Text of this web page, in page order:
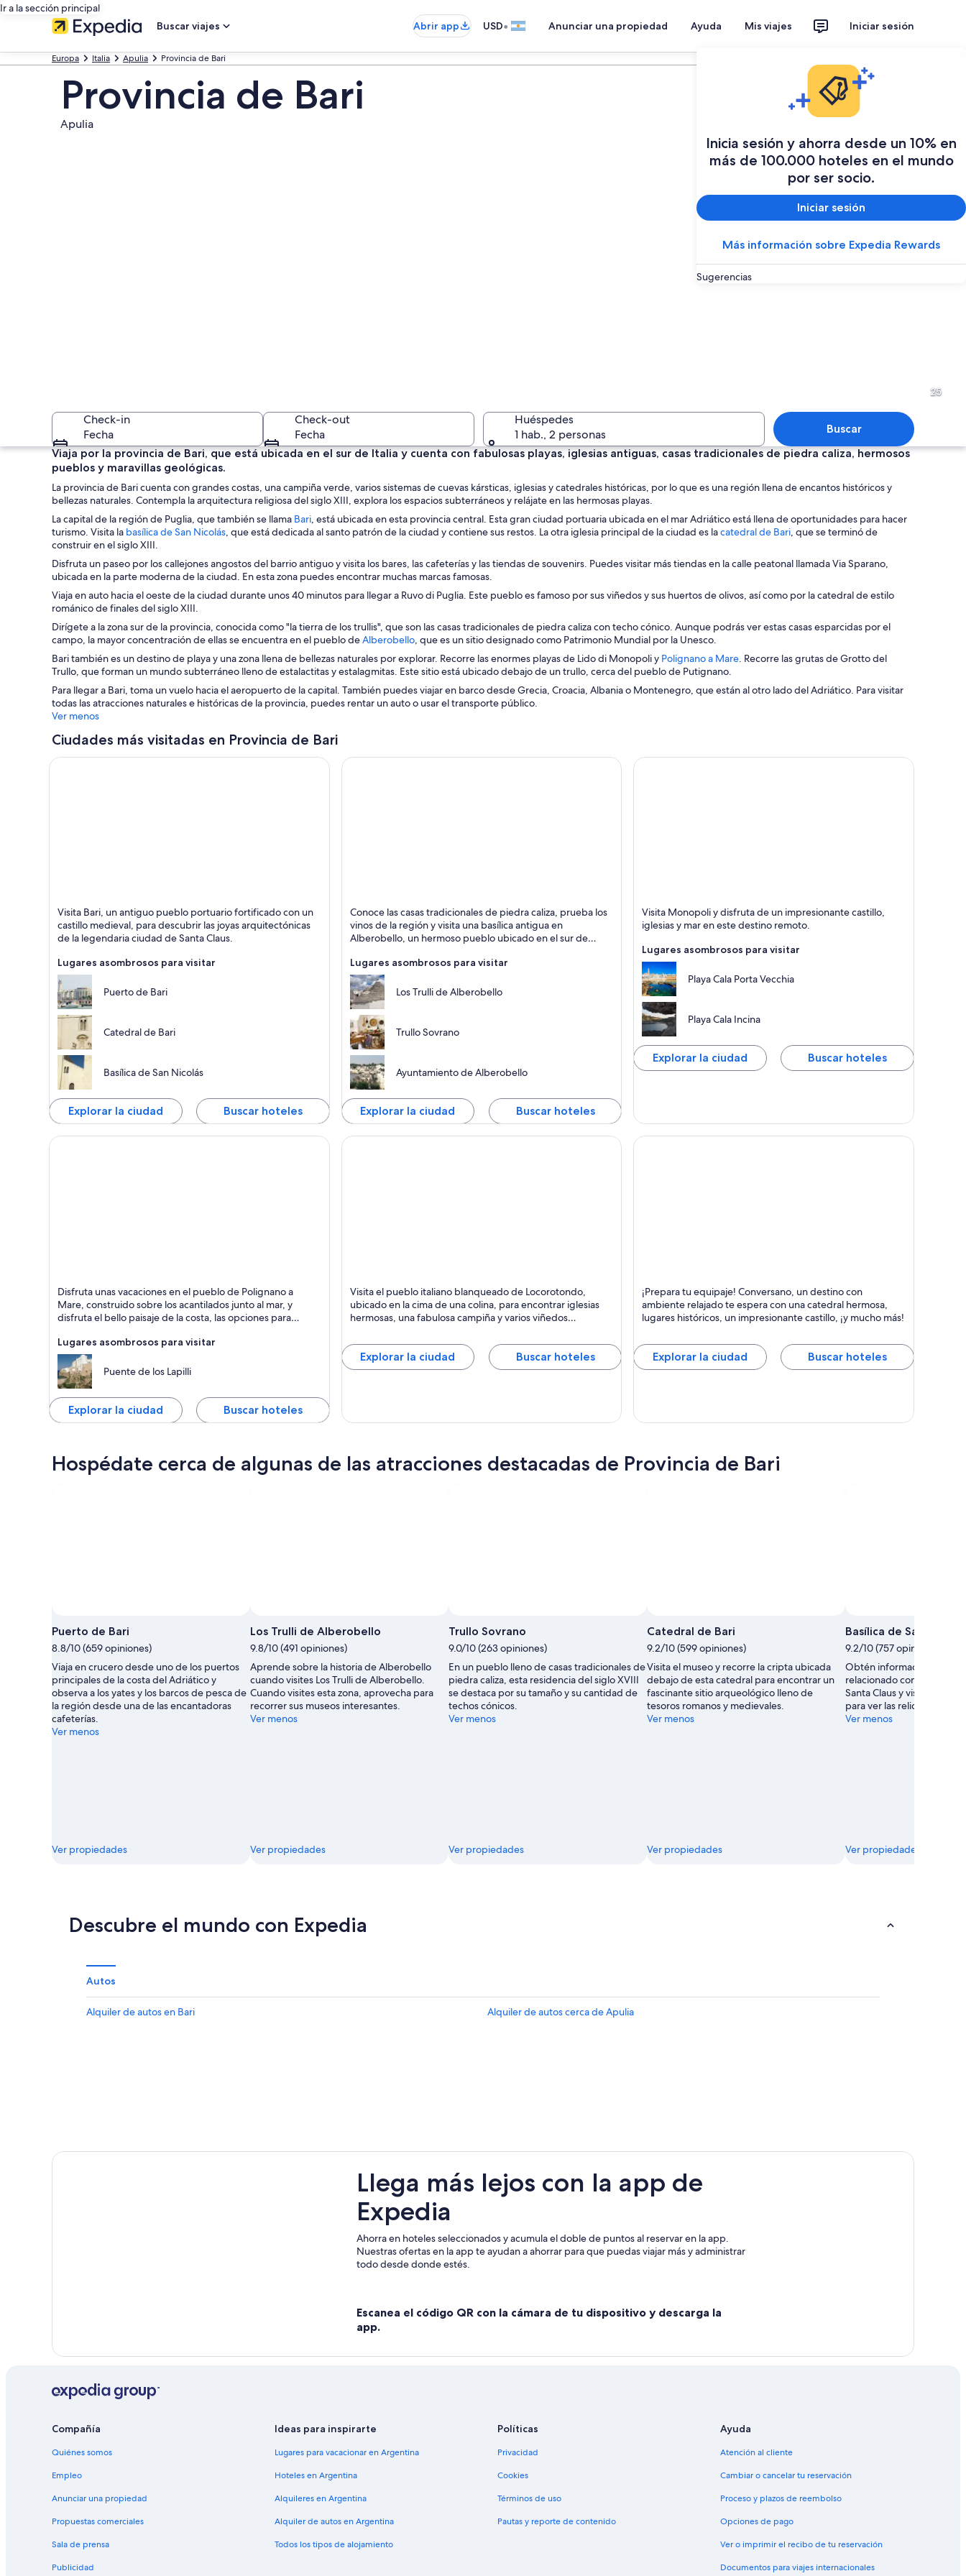
Ir a la sección principal
Buscar viajes
Abrir app USD• Anunciar una propiedad Ayuda Mis viajes Iniciar sesión
Inicia sesión y ahorra desde un 10% en
más de 100.000 hoteles en el mundo
por ser socio.
Iniciar sesión
Más información sobre Expedia Rewards
Sugerencias
Europa Italia Apulia Provincia de Bari
Provincia de Bari
Apulia
Un puerto deportivo concurrido, con numerosas embarcaciones de vela amarradas,
Un techo detallado con
25
Check-in
Fecha
Check-out
Fecha
Huéspedes
1 hab., 2 personas
Buscar
Viaja por la provincia de Bari, que está ubicada en el sur de Italia y cuenta con fabulosas playas, iglesias antiguas, casas tradicionales de piedra caliza, hermosos
pueblos y maravillas geológicas.
La provincia de Bari cuenta con grandes costas, una campiña verde, varios sistemas de cuevas kársticas, iglesias y catedrales históricas, por lo que es una región llena de encantos históricos y
bellezas naturales. Contempla la arquitectura religiosa del siglo XIII, explora los espacios subterráneos y relájate en las hermosas playas.
La capital de la región de Puglia, que también se llama BariS
e
b
r
e
e
n
a
n
u
e
v
a
e
, está ubicada en esta provincia central. Esta gran ciudad portuaria ubicada en el mar Adriático está llena de oportunidades para hacer
turismo. Visita la basílica de San NicolásS
b
r
e
u
n
a
n
u
e
, que está dedicada al santo patrón de la ciudad y contiene sus restos. La otra iglesia principal de la ciudad es lacatedral de BariS
a
b
e
u
a
u
, que se terminó de
construir en el siglo XIII.
Disfruta un paseo por los callejones angostos del barrio antiguo y visita los bares, las cafeterías y las tiendas de souvenirs. Puedes visitar más tiendas en la calle peatonal llamada Via Sparano,
ubicada en la parte moderna de la ciudad. En esta zona puedes encontrar muchas marcas famosas.
Viaja en auto hacia el oeste de la ciudad durante unos 40 minutos para llegar a Ruvo di Puglia. Este pueblo es famoso por sus viñedos y sus huertos de olivos, así como por la catedral de estilo
románico de finales del siglo XIII.
Dirígete a la zona sur de la provincia, conocida como "la tierra de los trullis", que son las casas tradicionales de piedra caliza con techo cónico. Aunque podrás ver estas casas esparcidas por el
campo, la mayor concentración de ellas se encuentra en el pueblo deAlberobelloS
e
a
b
r
e
n
n
a
, que es un sitio designado como Patrimonio Mundial por la Unesco.
Bari también es un destino de playa y una zona llena de bellezas naturales por explorar. Recorre las enormes playas de Lido di Monopoli y Polignano a MareS
b
u
a
n
. Recorre las grutas de Grotto del
Trullo, que forman un mundo subterráneo lleno de estalactitas y estalagmitas. Este sitio está ubicado debajo de un trullo, cerca del pueblo de Putignano.
Para llegar a Bari, toma un vuelo hacia el aeropuerto de la capital. También puedes viajar en barco desde Grecia, Croacia, Albania o Montenegro, que están al otro lado del Adriático. Para visitar
todas las atracciones naturales e históricas de la provincia, puedes rentar un auto o usar el transporte público.
Ver menos
Ciudades más visitadas en Provincia de Bari
Bari
Histórico, Catedrales y Iglesias
Visita Bari, un antiguo pueblo portuario fortificado con un
castillo medieval, para descubrir las joyas arquitectónicas
de la legendaria ciudad de Santa Claus.
Lugares asombrosos para visitar
Puerto de Bari
Catedral de Bari
Basílica de San Nicolás
Explorar la ciudad Buscar hoteles
Alberobello
Histórico, Festivales y Museos
Conoce las casas tradicionales de piedra caliza, prueba los
vinos de la región y visita una basílica antigua en
Alberobello, un hermoso pueblo ubicado en el sur de
Lugares asombrosos para visitar
Los Trulli de Alberobello
Trullo Sovrano
Ayuntamiento de Alberobello
Explorar la ciudad Buscar hoteles
Monopoli
Puertos, De moda y Apartado
Visita Monopoli y disfruta de un impresionante castillo,
iglesias y mar en este destino remoto.
Lugares asombrosos para visitar
Playa Cala Porta Vecchia
Playa Cala Incina
Explorar la ciudad Buscar hoteles
Spas, Queso y Pueblo pequeño
Disfruta unas vacaciones en el pueblo de Polignano a
Mare, construido sobre los acantilados junto al mar, y
disfruta el bello paisaje de la costa, las opciones para
antiguas.
Lugares asombrosos para visitar
Puente de los Lapilli
Explorar la ciudad Buscar hoteles
Zona rural, Monumentos y Iglesias
Visita el pueblo italiano blanqueado de Locorotondo,
ubicado en la cima de una colina, para encontrar iglesias
hermosas, una fabulosa campiña y varios viñedos
Explorar la ciudad Buscar hoteles
Histórico, Pueblo pequeño y Catedrales
¡Prepara tu equipaje! Conversano, un destino con
ambiente relajado te espera con una catedral hermosa,
lugares históricos, un impresionante castillo, ¡y mucho más!
Explorar la ciudad Buscar hoteles
Hospédate cerca de algunas de las atracciones destacadas de Provincia de Bari
Puerto de Bari
8.8/10 (659 opiniones)
Viaja en crucero desde uno de los puertos
principales de la costa del Adriático y
observa a los yates y los barcos de pesca de
la región desde una de las encantadoras
cafeterías.
Ver menos
Ver propiedades
Los Trulli de Alberobello
9.8/10 (491 opiniones)
Aprende sobre la historia de Alberobello
cuando visites Los Trulli de Alberobello.
Cuando visites esta zona, aprovecha para
recorrer sus museos interesantes.
Ver menos
Ver propiedades
Trullo Sovrano
9.0/10 (263 opiniones)
En un pueblo lleno de casas tradicionales de
piedra caliza, esta residencia del siglo XVIII
se destaca por su tamaño y su cantidad de
techos cónicos.
Ver menos
Ver propiedades
Catedral de Bari
9.2/10 (599 opiniones)
Visita el museo y recorre la cripta ubicada
debajo de esta catedral para encontrar un
fascinante sitio arqueológico lleno de
tesoros romanos y medievales.
Ver menos
Ver propiedades
Basílica de San Nicolás
9.2/10 (757 opiniones)
Obtén información sobre
relacionado con la historia
Santa Claus y visita la
para ver las reliquias
Ver menos
Ver propiedades
Descubre el mundo con Expedia
Autos
Alquiler de autos en Bari Alquiler de autos cerca de Apulia
Llega más lejos con la app de
Expedia
Ahorra en hoteles seleccionados y acumula el doble de puntos al reservar en la app.
Nuestras ofertas en la app te ayudan a ahorrar para que puedas viajar más y administrar
todo desde donde estés.
Escanea el código QR con la cámara de tu dispositivo y descarga la
app.
Compañía
Quiénes somos
Empleo
Anunciar una propiedad
Propuestas comerciales
Sala de prensa
Publicidad
Ideas para inspirarte
Lugares para vacacionar en Argentina
Hoteles en Argentina
Alquileres en Argentina
Alquiler de autos en Argentina
Todos los tipos de alojamiento
Políticas
Privacidad
Cookies
Términos de uso
Pautas y reporte de contenido
Ayuda
Atención al cliente
Cambiar o cancelar tu reservación
Proceso y plazos de reembolso
Opciones de pago
Ver o imprimir el recibo de tu reservación
Documentos para viajes internacionales